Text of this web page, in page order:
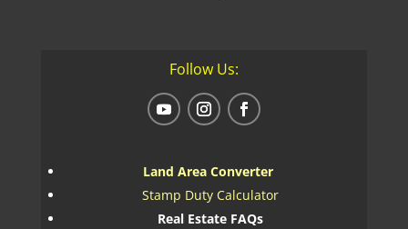
Follow Us:
Land Area Converter
Stamp Duty Calculator
Real Estate FAQs